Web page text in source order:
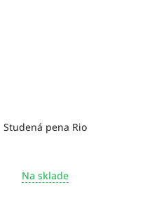
Studená pena Rio
Na sklade